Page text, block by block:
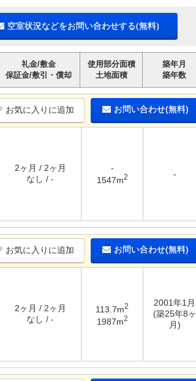
空室状況などをお問い合わせする(無料)
礼金/敷金
保証金/敷引・償却
使用部分面積
土地面積
築年月
築年数
お気に入りに追加 お問い合わせ(無料)
2ヶ月 / 2ヶ月
なし / -
-
1547m2 -
お気に入りに追加 お問い合わせ(無料)
2ヶ月 / 2ヶ月
なし / -
113.7m2
1987m2
2001年1月
(築25年8ヶ
月)